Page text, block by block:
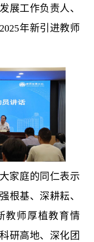
展工作负责人、
年新引进教师
家庭的同仁表示
根基、深耕耘、
教师厚植教育情
研高地、深化团